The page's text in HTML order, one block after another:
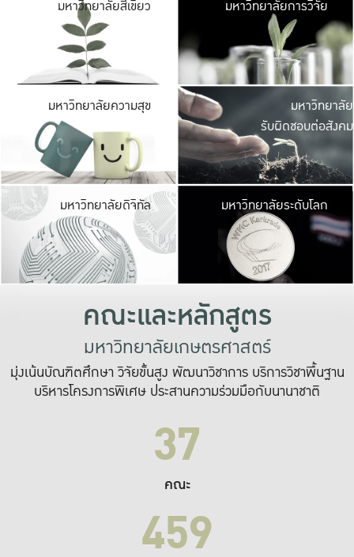
มหาวิทยาลัยสีเขียว
มีพื้นที่เขียวสดใส
เป็นป่าในเมือง เกษต
มหาวิทยาลัยการวิจัย
มหาวิทยาลัยความสุข มหาวิ
ค
เปิดประ
และพบเรื่องราวใ
มหาวิทยาลัย
รับผิดชอบต่อสังคม
มหาวิทยาลัยดิจิทัล มหาวิ
เปลี่ยนแปลง แล
เพื่อทำง
ระบบสารสนเทศ
มหาวิทยาลัยระดับโลก
คณะและหลักสูตร
มหาวิทยาลัยเกษตรศาสตร์
มุ่งเน้นบัณฑิตศึกษา วิจัยขั้นสูง พัฒนาวิชาการ บริการวิชาพื้นฐาน
บริหารโครงการพิเศษ ประสานความร่วมมือกับนานาชาติ
37
คณะ
459